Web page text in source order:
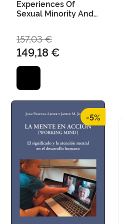
Experiences Of
Sexual Minority And
Romantic Relati
157,03 €
149,18 €
-5%